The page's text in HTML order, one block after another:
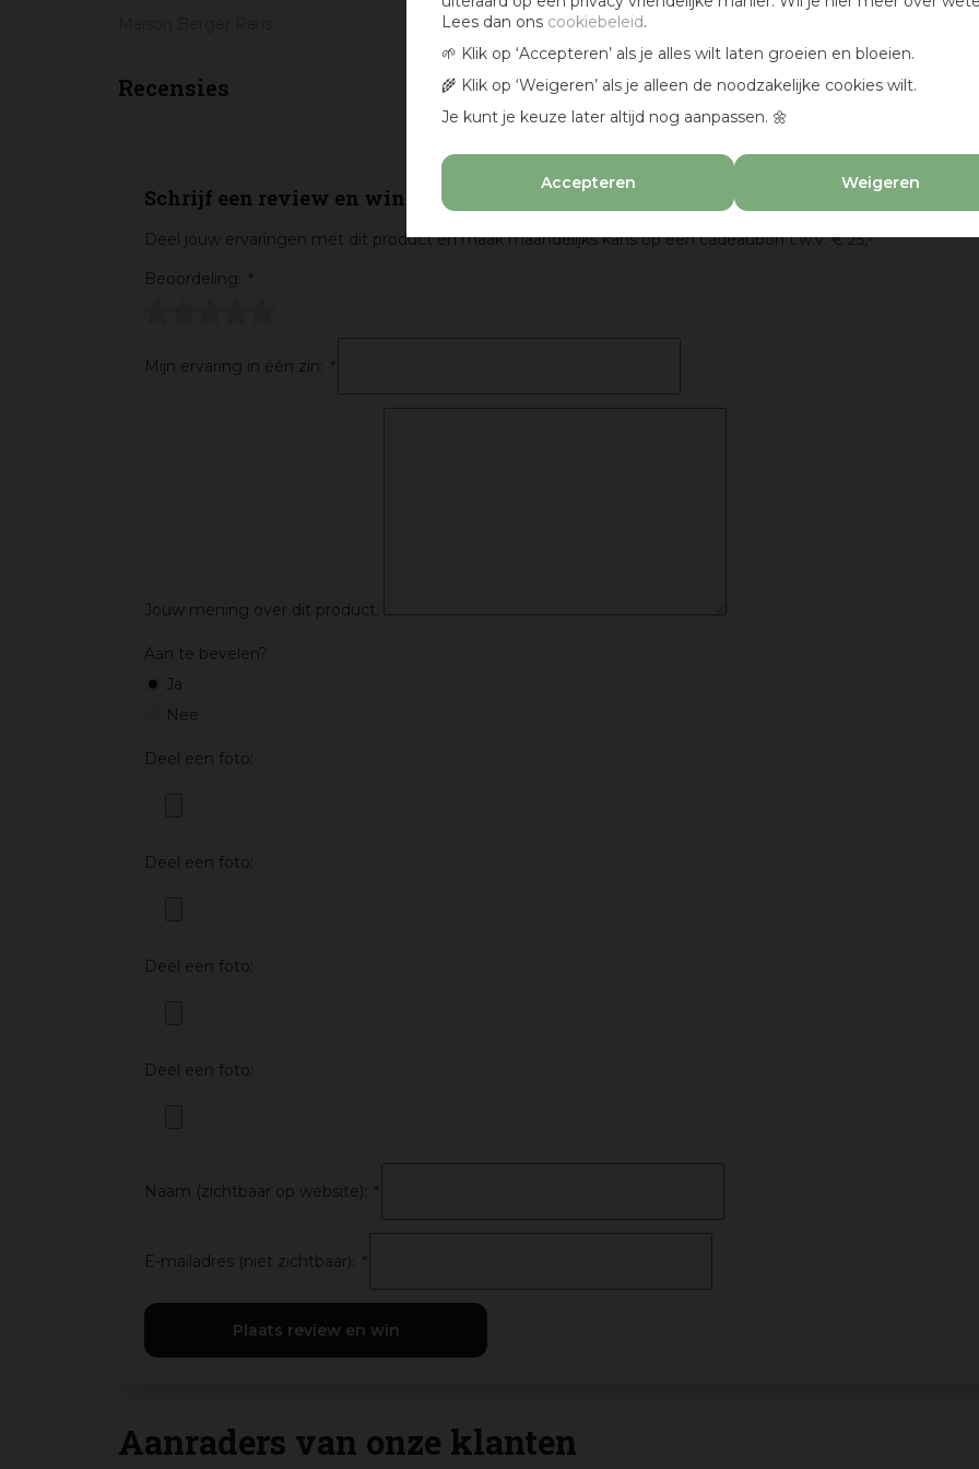
Lees dan ons cookiebeleid.
🌱 Klik op ‘Accepteren’ als je alles wilt laten groeien en bloeien.
🌾 Klik op ‘Weigeren’ als je alleen de noodzakelijke cookies wilt.
Je kunt je keuze later altijd nog aanpassen. 🌼
Accepteren Weigeren
Recensies
Schrijf een review en win een cadeaubon :)
Deel jouw ervaringen met dit product en maak maandelijks kans op een cadeaubon t.w.v. € 25,-
Beoordeling:
*
Mijn ervaring in één zin: *
Jouw mening over dit product:
Aan te bevelen?
Ja
Nee
Deel een foto:
Deel een foto:
Deel een foto:
Deel een foto:
Naam (zichtbaar op website): *
E-mailadres (niet zichtbaar): *
Aanraders van onze klanten